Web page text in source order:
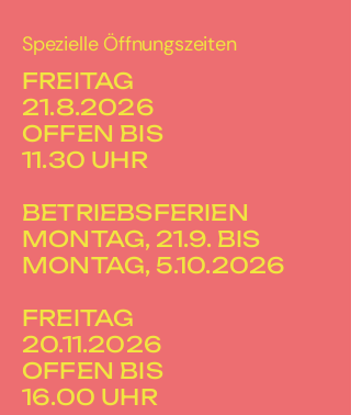
Spezielle Öffnungszeiten
FREITAG
21.8.2026
OFFEN BIS
11.30 UHR
BETRIEBSFERIEN
MONTAG, 21.9. BIS
MONTAG, 5.10.2026
FREITAG
20.11.2026
OFFEN BIS
16.00 UHR